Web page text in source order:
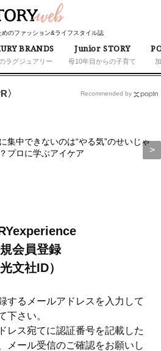
めのファッション&ライフスタイル誌
BRANDS
ラグジュアリー
Junior STORY
母10年目からの子育て
〉
集中できないのは“やる気”のせいじゃ
プロに学ぶアイケア
Recommended by
会員登録
光文社ID）
するメールアドレスを入力して
下さい。
レス宛てに認証番号を記載した
メール受信のご確認をお願いし